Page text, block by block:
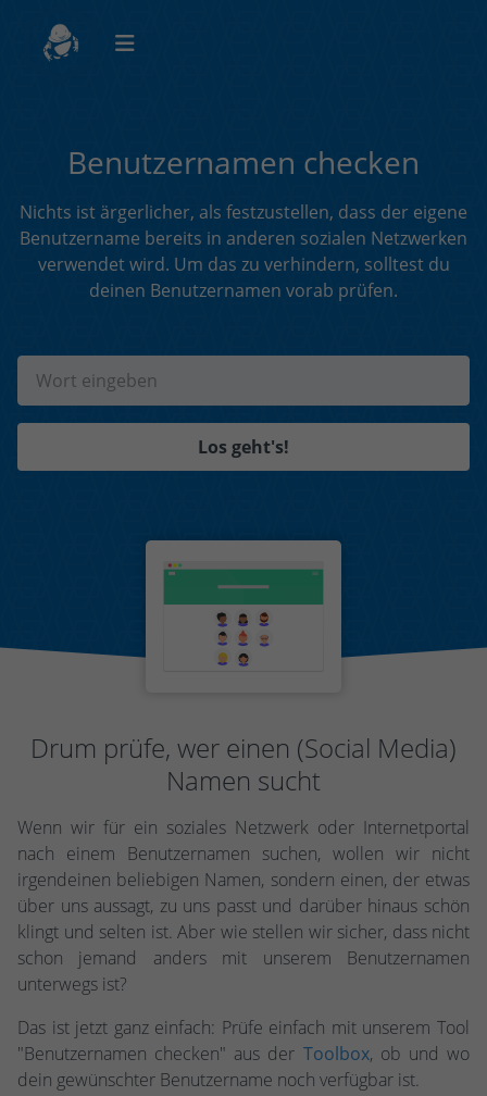
Benutzernamen checken
Nichts ist ärgerlicher, als festzustellen, dass der eigene
Benutzername bereits in anderen sozialen Netzwerken
verwendet wird. Um das zu verhindern, solltest du
deinen Benutzernamen vorab prüfen.
Los geht's!
Drum prüfe, wer einen (Social Media)
Namen sucht
Wenn wir für ein soziales Netzwerk oder Internetportal
nach einem Benutzernamen suchen, wollen wir nicht
irgendeinen beliebigen Namen, sondern einen, der etwas
über uns aussagt, zu uns passt und darüber hinaus schön
klingt und selten ist. Aber wie stellen wir sicher, dass nicht
schon jemand anders mit unserem Benutzernamen
unterwegs ist?
Das ist jetzt ganz einfach: Prüfe einfach mit unserem Tool
"Benutzernamen checken" aus der Toolbox, ob und wo
dein gewünschter Benutzername noch verfügbar ist.